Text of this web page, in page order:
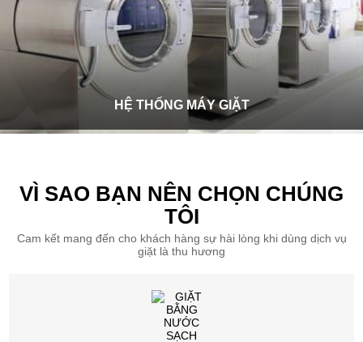
HỆ THỐNG MÁY GIẶT
VÌ SAO BẠN NÊN CHỌN CHÚNG
TÔI
Cam kết mang đến cho khách hàng sự hài lòng khi dùng dịch vụ
giặt là thu hương